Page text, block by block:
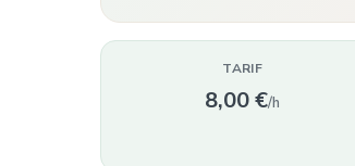
TARIF
8,00 €/h